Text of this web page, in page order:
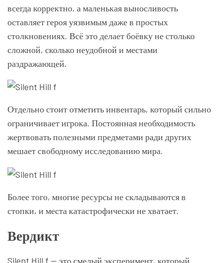
всегда корректно, а маленькая выносливость
оставляет героя уязвимым даже в простых
столкновениях. Всё это делает боёвку не столько
сложной, сколько неудобной и местами
раздражающей.
Отдельно стоит отметить инвентарь, который сильно
ограничивает игрока. Постоянная необходимость
жертвовать полезными предметами ради других
мешает свободному исследованию мира.
Более того, многие ресурсы не складываются в
стопки, и места катастрофически не хватает.
Вердикт
Silent Hill f — это смелый эксперимент, который